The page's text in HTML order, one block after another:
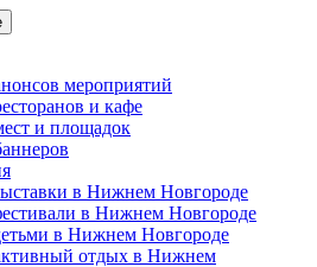
мероприятий
и кафе
и площадок
в Нижнем Новгороде
в Нижнем Новгороде
в Нижнем Новгороде
отдых в Нижнем